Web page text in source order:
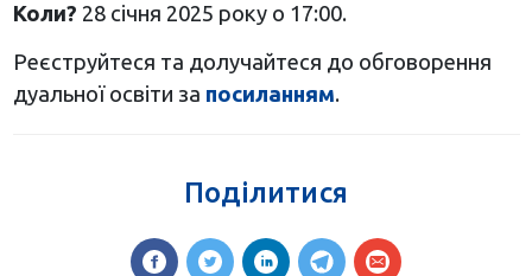
Коли? 28 січня 2025 року о 17:00.
Реєструйтеся та долучайтеся до обговорення
дуальної освіти за посиланням.
Поділитися